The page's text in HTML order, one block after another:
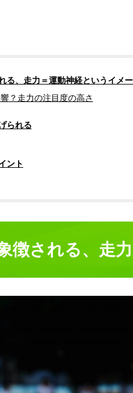
る、走力＝運動神経というイメ
？走力の注目度の高さ
られる
ント
象徴される、走